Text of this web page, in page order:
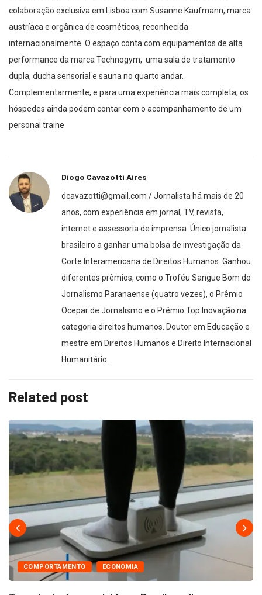
colaboração exclusiva em Lisboa com Susanne Kaufmann, marca
austríaca e orgânica de cosméticos, reconhecida
internacionalmente. O espaço conta com equipamentos de alta
performance da marca Technogym, uma sala de tratamento
dupla, ducha sensorial e sauna no quarto andar.
Complementarmente, e para uma experiência mais completa, os
hóspedes ainda podem contar com o acompanhamento de um
personal traine
Diogo Cavazotti Aires
dcavazotti@gmail.com / Jornalista há mais de 20
anos, com experiência em jornal, TV, revista,
internet e assessoria de imprensa. Único jornalista
brasileiro a ganhar uma bolsa de investigação da
Corte Interamericana de Direitos Humanos. Ganhou
diferentes prêmios, como o Troféu Sangue Bom do
Jornalismo Paranaense (quatro vezes), o Prêmio
Ocepar de Jornalismo e o Prêmio Top Inovação na
categoria direitos humanos. Doutor em Educação e
mestre em Direitos Humanos e Direito Internacional
Humanitário.
Related post
COMPORTAMENTO ECONOMIA